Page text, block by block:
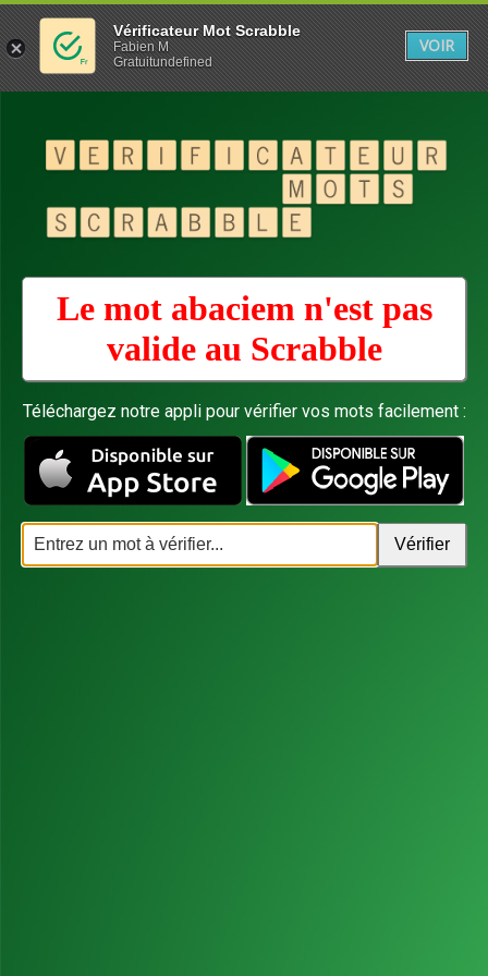
Le mot abaciem n'est pas
valide au Scrabble
Téléchargez notre appli pour vérifier vos mots facilement :
Vérificateur Mot Scrabble
Fabien M
Gratuitundefined
VOIR